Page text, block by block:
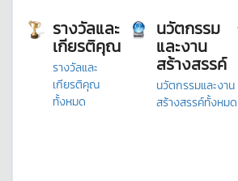
รางวัลและ
เกียรติคุณ
รางวัลและ
เกียรติคุณ
ทั้งหมด
นวัตกรรม
และงาน
สร้างสรรค์
นวัตกรรมและงาน
สร้างสรรค์ทั้งหมด